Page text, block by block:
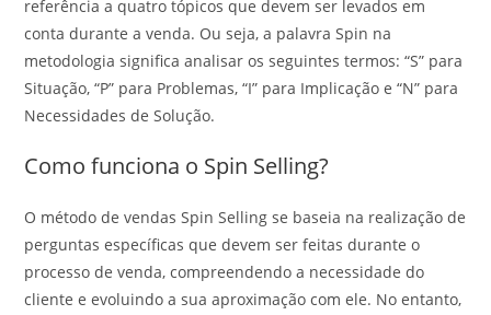
referência a quatro tópicos que devem ser levados em
conta durante a venda. Ou seja, a palavra Spin na
metodologia significa analisar os seguintes termos: “S” para
Situação, “P” para Problemas, “I” para Implicação e “N” para
Necessidades de Solução.
Como funciona o Spin Selling?
O método de vendas Spin Selling se baseia na realização de
perguntas específicas que devem ser feitas durante o
processo de venda, compreendendo a necessidade do
cliente e evoluindo a sua aproximação com ele. No entanto,